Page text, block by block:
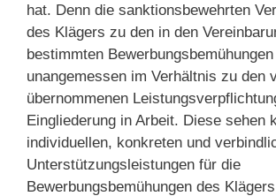
hat. Denn die sanktionsbewehrten
des Klägers zu den in den
bestimmten
unangemessen im Verhältnis zu den
übernommenen
Eingliederung in Arbeit. Diese sehen
individuellen, konkreten und
Unterstützungsleistungen für die
Bewerbungsbemühungen des